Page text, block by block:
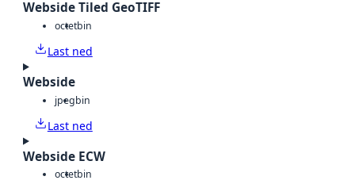
Webside Tiled GeoTIFF
octetbin
Last ned
Webside
jpegbin
Last ned
Webside ECW
octetbin